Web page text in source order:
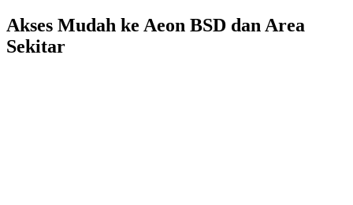
Akses Mudah ke Aeon BSD dan Area
Sekitar